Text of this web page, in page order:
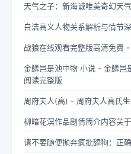
天气之子：新海诚唯美奇幻天
白洁高义人物关系解析与情节
战狼在线观看完整版高清免费
金鳞岂是池中物 小说 - 金鳞岂
阅读完整版
周府夫人(高) - 周府夫人高氏
柳暗花溟作品剧情简介内容关
请不要随便抛弃疯批舔狗：正